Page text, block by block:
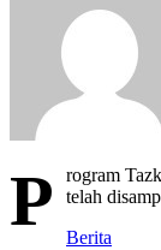
P
rogram
telah
Berita